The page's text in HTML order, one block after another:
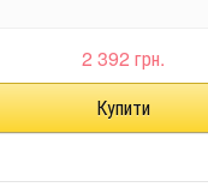
2 392 грн.